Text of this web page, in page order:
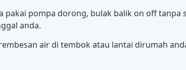
pakai pompa dorong, bulak balik on off
anda.
air di tembok atau lantai dirumah